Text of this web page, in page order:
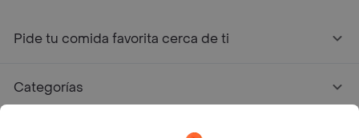
Pide tu comida favorita cerca de ti
Categorías